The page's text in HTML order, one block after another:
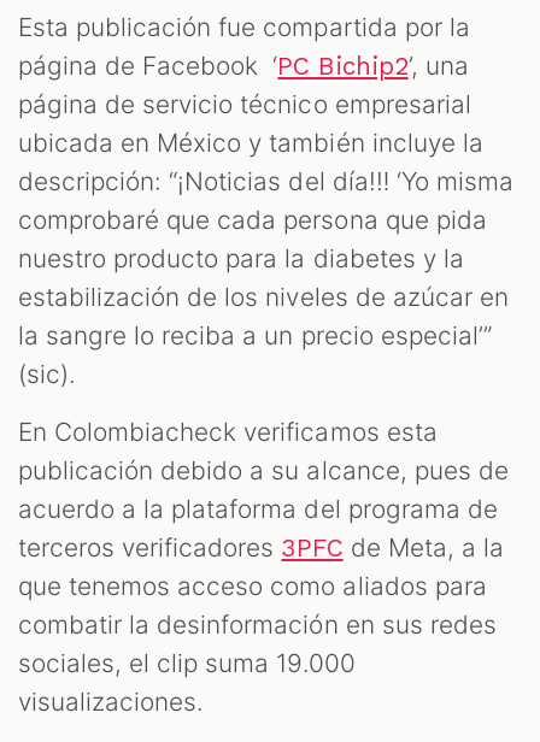
Esta publicación fue compartida por la
página de Facebook ‘PC Bichip2’, una
página de servicio técnico empresarial
ubicada en México y también incluye la
descripción: “¡Noticias del día!‼️ ‘Yo misma
comprobaré que cada persona que pida
nuestro producto para la diabetes y la
estabilización de los niveles de azúcar en
la sangre lo reciba a un precio especial’”
(sic).
En Colombiacheck verificamos esta
publicación debido a su alcance, pues de
acuerdo a la plataforma del programa de
terceros verificadores 3PFC de Meta, a la
que tenemos acceso como aliados para
combatir la desinformación en sus redes
sociales, el clip suma 19.000
visualizaciones.